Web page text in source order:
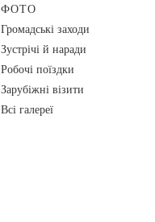
ФОТО
Громадські заходи
Зустрічі й наради
Робочі поїздки
Зарубіжні візити
Всі галереї